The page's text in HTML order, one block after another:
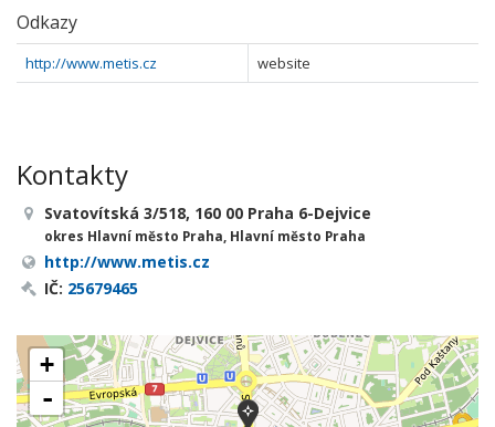
Odkazy
http://www.metis.cz website
Kontakty
Svatovítská 3/518, 160 00 Praha 6-Dejvice
okres Hlavní město Praha, Hlavní město Praha
http://www.metis.cz
IČ: 25679465
+
-